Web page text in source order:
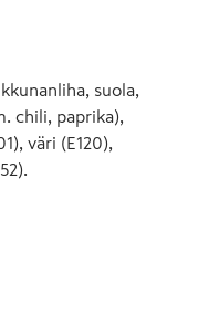
suola,
chili, paprika),
väri (E120),